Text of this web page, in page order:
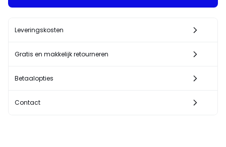
Leveringskosten
Gratis en makkelijk retourneren
Betaalopties
Contact